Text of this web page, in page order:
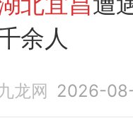
余人
龙网 2026-